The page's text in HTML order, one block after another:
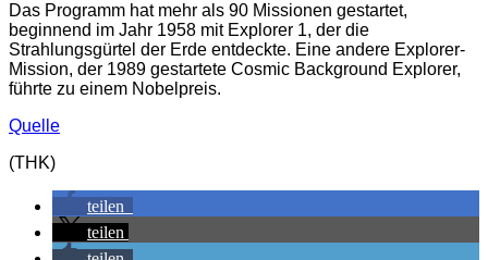
Das Programm hat mehr als 90 Missionen gestartet,
beginnend im Jahr 1958 mit Explorer 1, der die
Strahlungsgürtel der Erde entdeckte. Eine andere Explorer-
Mission, der 1989 gestartete Cosmic Background Explorer,
führte zu einem Nobelpreis.
Quelle
(THK)
teilen
teilen